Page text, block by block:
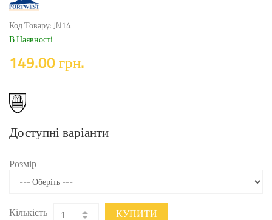
Код Товару: JN14
В Наявності
149.00 грн.
Доступні варіанти
Розмір
Кількість КУПИТИ